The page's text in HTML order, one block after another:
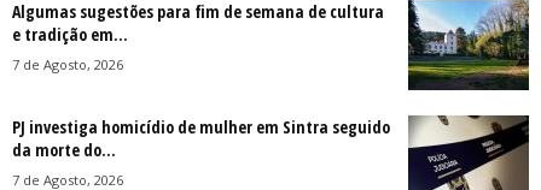
Algumas sugestões para fim de semana de cultura
e tradição em...
7 de Agosto, 2026
PJ investiga homicídio de mulher em Sintra seguido
da morte do...
7 de Agosto, 2026